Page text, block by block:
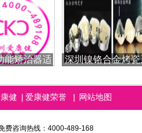
能矫治器适
深圳镍铬合金烤瓷
健 |爱康健荣誉 | 网站地图
费咨询热线：4000-489-168